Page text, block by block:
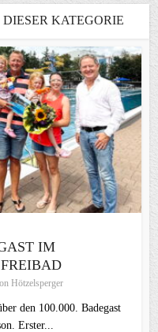
KATEGORIE
IM
Hötzelsperger
den 100.000. Badegast
Erster...